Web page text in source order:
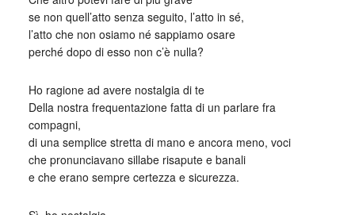
se non quell’atto senza seguito, l’atto in sé,
l’atto che non osiamo né sappiamo osare
perché dopo di esso non c’è nulla?
Ho ragione ad avere nostalgia di te
Della nostra frequentazione fatta di un parlare fra
compagni,
di una semplice stretta di mano e ancora meno, voci
che pronunciavano sillabe risapute e banali
e che erano sempre certezza e sicurezza.